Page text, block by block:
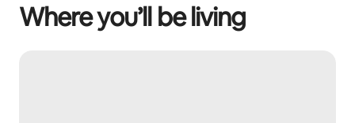
Where you’ll be living